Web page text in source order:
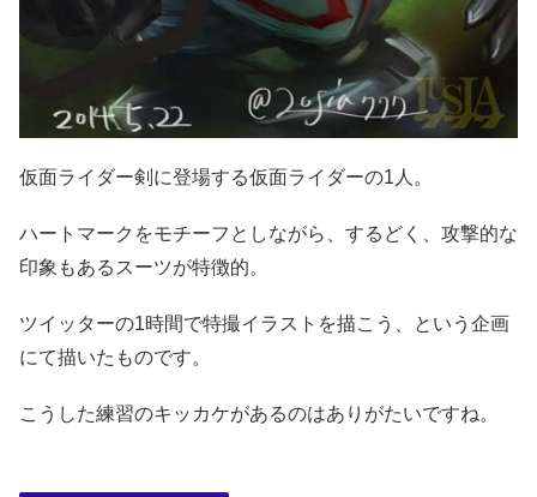
仮面ライダー剣に登場する仮面ライダーの1人。
ハートマークをモチーフとしながら、するどく、攻撃的な
印象もあるスーツが特徴的。
ツイッターの1時間で特撮イラストを描こう、という企画
にて描いたものです。
こうした練習のキッカケがあるのはありがたいですね。